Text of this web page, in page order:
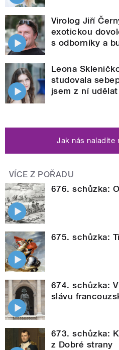
Virolog Jiří
exotickou
s odborníky a
Leona
studovala
jsem z ní
Jak nás naladíte
VÍCE Z POŘADU
676. schůzka:
675. schůzka:
674. schůzka:
slávu
673. schůzka:
z Dobré strany